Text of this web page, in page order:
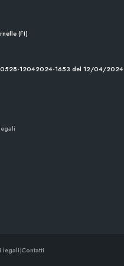
(FI)
12042024-1653 del 12/04/2024
legali|Contatti